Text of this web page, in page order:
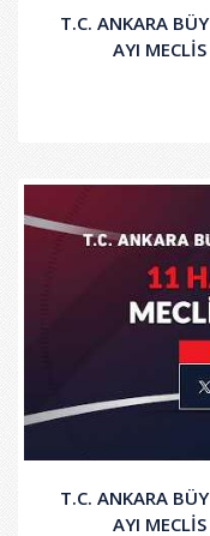
T.C. ANKARA
AYI
T.C. ANKARA
AYI